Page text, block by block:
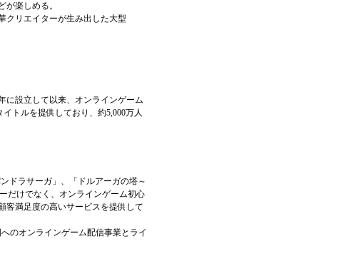
楽しめる。
クリエイターが生み出した大型
に設立して以来、オンラインゲーム
イトルを提供しており、約5,000万人
ンドラサーガ」、「ドルアーガの塔～
だけでなく、オンラインゲーム初心
客満足度の高いサービスを提供して
のオンラインゲーム配信事業とライ